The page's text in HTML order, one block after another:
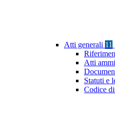
Atti generali 11
Atti
Statuti e
Codice